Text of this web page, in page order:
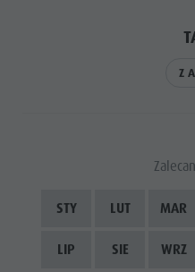
Z
STY LUT MAR
LIP SIE WRZ